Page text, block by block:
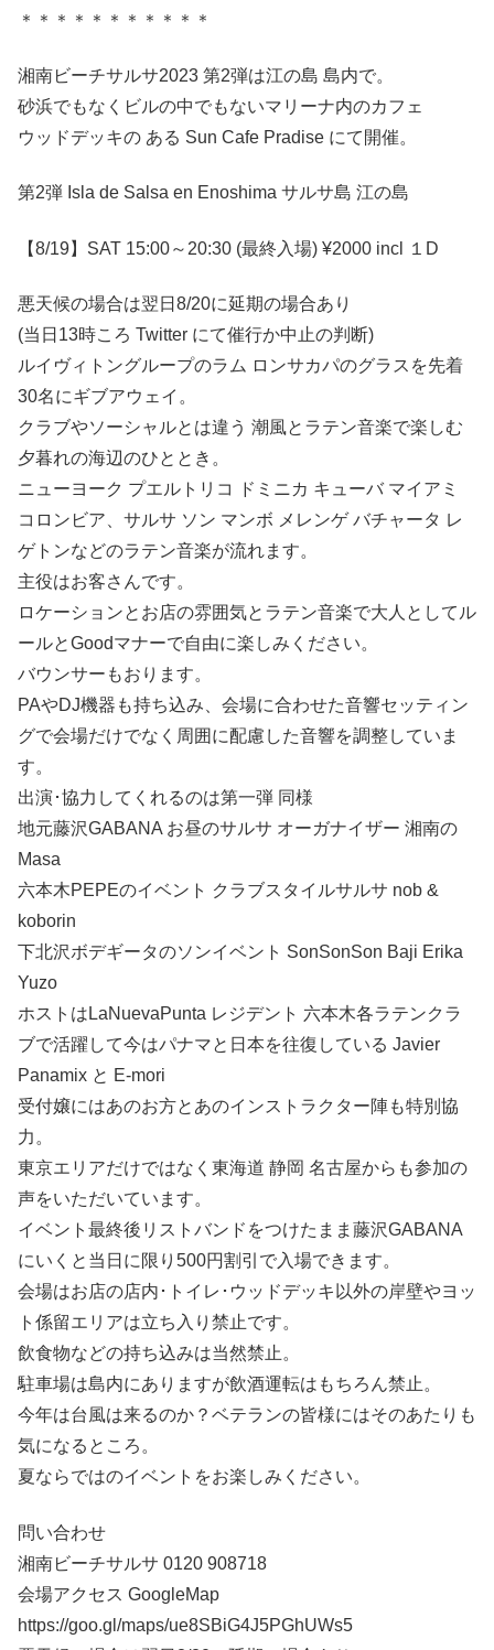
＊＊＊＊＊＊＊＊＊＊＊
湘南ビーチサルサ2023 第2弾は江の島 島内で。
砂浜でもなくビルの中でもないマリーナ内のカフェ
ウッドデッキの ある Sun Cafe Pradise にて開催。
第2弾 Isla de Salsa en Enoshima サルサ島 江の島
【8/19】SAT 15:00～20:30 (最終入場) ¥2000 incl １D
悪天候の場合は翌日8/20に延期の場合あり
(当日13時ころ Twitter にて催行か中止の判断)
ルイヴィトングループのラム ロンサカパのグラスを先着
30名にギブアウェイ。
クラブやソーシャルとは違う 潮風とラテン音楽で楽しむ
夕暮れの海辺のひととき。
ニューヨーク プエルトリコ ドミニカ キューバ マイアミ
コロンビア、サルサ ソン マンボ メレンゲ バチャータ レ
ゲトンなどのラテン音楽が流れます。
主役はお客さんです。
ロケーションとお店の雰囲気とラテン音楽で大人としてル
ールとGoodマナーで自由に楽しみください。
バウンサーもおります。
PAやDJ機器も持ち込み、会場に合わせた音響セッティン
グで会場だけでなく周囲に配慮した音響を調整していま
す。
出演･協力してくれるのは第一弾 同様
地元藤沢GABANA お昼のサルサ オーガナイザー 湘南の
Masa
六本木PEPEのイベント クラブスタイルサルサ nob &
koborin
下北沢ボデギータのソンイベント SonSonSon Baji Erika
Yuzo
ホストはLaNuevaPunta レジデント 六本木各ラテンクラ
ブで活躍して今はパナマと日本を往復している Javier
Panamix と E-mori
受付嬢にはあのお方とあのインストラクター陣も特別協
力。
東京エリアだけではなく東海道 静岡 名古屋からも参加の
声をいただいています。
イベント最終後リストバンドをつけたまま藤沢GABANA
にいくと当日に限り500円割引で入場できます。
会場はお店の店内･トイレ･ウッドデッキ以外の岸壁やヨッ
ト係留エリアは立ち入り禁止です。
飲食物などの持ち込みは当然禁止。
駐車場は島内にありますが飲酒運転はもちろん禁止。
今年は台風は来るのか？ベテランの皆様にはそのあたりも
気になるところ。
夏ならではのイベントをお楽しみください。
問い合わせ
湘南ビーチサルサ 0120 908718
会場アクセス GoogleMap
https://goo.gl/maps/ue8SBiG4J5PGhUWs5